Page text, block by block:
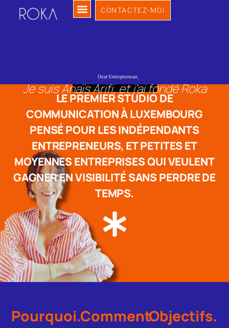
CONTACTEZ-MOI
Je suis Anaïs Arifi, et j’ai fondé Roka
LE PREMIER STUDIO DE
COMMUNICATION À LUXEMBOURG
PENSÉ POUR LES INDÉPENDANTS
ENTREPRENEURS, ET PETITES ET
MOYENNES ENTREPRISES QUI VEULENT
GAGNER EN VISIBILITÉ SANS PERDRE DE
TEMPS.
Pourquoi.Comment.Objectifs.